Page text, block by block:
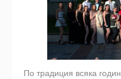
По традиция всяка